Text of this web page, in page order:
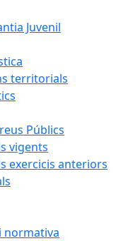
Juvenil
territorials
Públics
vigents
exercicis anteriors
normativa